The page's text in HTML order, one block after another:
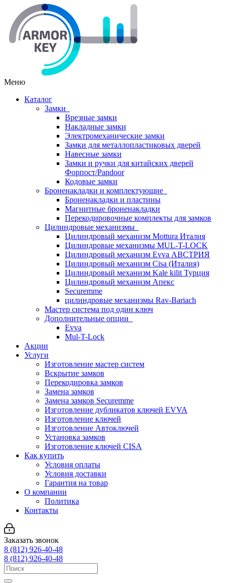
Меню
Каталог
Замки
Врезные замки
Накладные замки
Электромеханические замки
Замки для металлопластиковых дверей
Навесные замки
Замки и ручки для китайских дверей
Форпост/Раndoor
Кодовые замки
Броненакладки и комплектующие
Броненакладки и пластины
Магнитные броненакладки
Перекодировочные комплекты для замков
Цилиндровые механизмы
Цилиндровый механизм Mottura Италия
Цилиндровые механизмы MUL-T-LOCK
Цилиндровый механизм Evva АВСТРИЯ
Цилиндровый механизм Cisa (Италия)
Цилиндровый механизм Kale kilit Турция
Цилиндровый механизм Апекс
Securemme
цилиндровые механизмы Rav-Bariach
Мастер система под один ключ
Дополнительные опции
Evva
Mul-T-Lock
Акции
Услуги
Изготовление мастер систем
Вскрытие замков
Перекодировка замков
Замена замков
Замена замков Securemme
Изготовление дубликатов ключей EVVA
Изготовление ключей
Изготовление Автоключей
Установка замков
Изготовление ключей CISA
Как купить
Условия оплаты
Условия доставки
Гарантия на товар
О компании
Политика
Контакты
Заказать звонок
8 (812) 926-40-48
8 (812) 926-40-48